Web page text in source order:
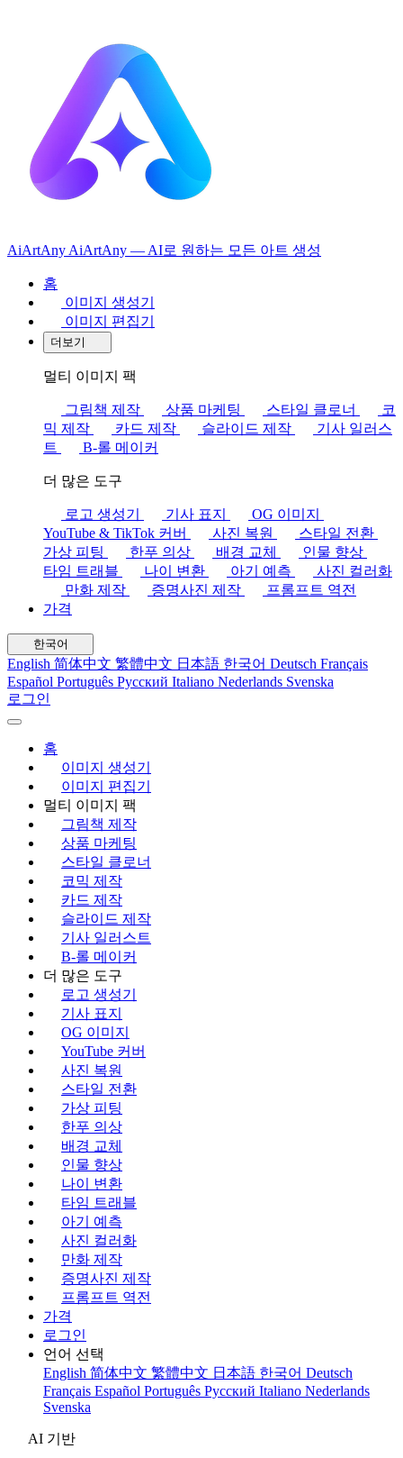
AiArtAny AiArtAny — AI로 원하는 모든 아트 생성
홈
이미지 생성기
이미지 편집기
더보기
멀티 이미지 팩
그림책 제작 상품 마케팅 스타일 클로너
코
믹 제작
카드 제작 슬라이드 제작
기사 일러스
트
B-롤 메이커
더 많은 도구
로고 생성기 기사 표지
OG 이미지
YouTube & TikTok 커버
사진 복원
스타일 전환
가상 피팅
한푸 의상 배경 교체
인물 향상
타임 트래블
나이 변환 아기 예측
사진 컬러화
만화 제작
증명사진 제작
프롬프트 역전
가격
한국어
English 简体中文 繁體中文 日本語 한국어 Deutsch Français
Español Português Русский Italiano Nederlands Svenska
로그인
홈
이미지 생성기
이미지 편집기
멀티 이미지 팩
그림책 제작
상품 마케팅
스타일 클로너
코믹 제작
카드 제작
슬라이드 제작
기사 일러스트
B-롤 메이커
더 많은 도구
로고 생성기
기사 표지
OG 이미지
YouTube 커버
사진 복원
스타일 전환
가상 피팅
한푸 의상
배경 교체
인물 향상
나이 변환
타임 트래블
아기 예측
사진 컬러화
만화 제작
증명사진 제작
프롬프트 역전
가격
로그인
언어 선택
English 简体中文 繁體中文 日本語 한국어 Deutsch
Français Español Português Русский Italiano Nederlands
Svenska
AI 기반